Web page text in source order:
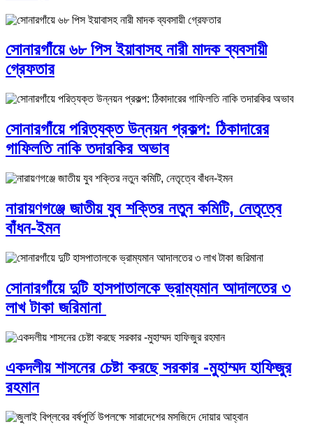
সোনারগাঁয়ে ৬৮ পিস ইয়াবাসহ নারী মাদক ব্যবসায়ী
গ্রেফতার
সোনারগাঁয়ে পরিত্যক্ত উন্নয়ন প্রকল্প: ঠিকাদারের
গাফিলতি নাকি তদারকির অভাব
নারায়ণগঞ্জে জাতীয় যুব শক্তির নতুন কমিটি, নেতৃত্বে
বাঁধন-ইমন
সোনারগাঁয়ে দুটি হাসপাতালকে ভ্রাম্যমান আদালতের ৩
লাখ টাকা জরিমানা
একদলীয় শাসনের চেষ্টা করছে সরকার -মুহাম্মদ হাফিজুর
রহমান